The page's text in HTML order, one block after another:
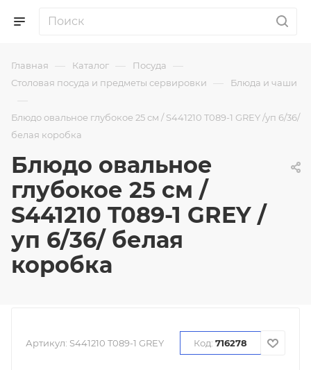
Главная — Каталог — Посуда —
Столовая посуда и предметы сервировки — Блюда и чаши
—
Блюдо овальное глубокое 25 см / S441210 T089-1 GREY /уп 6/36/
белая коробка
Блюдо овальное
глубокое 25 см /
S441210 T089-1 GREY /
уп 6/36/ белая
коробка
Артикул: S441210 T089-1 GREY Код: 716278